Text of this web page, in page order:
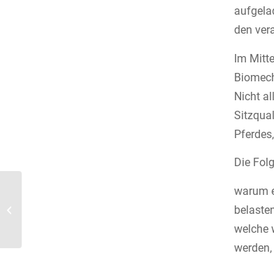
den
Im
Nicht
Die
warum
welche
werden,